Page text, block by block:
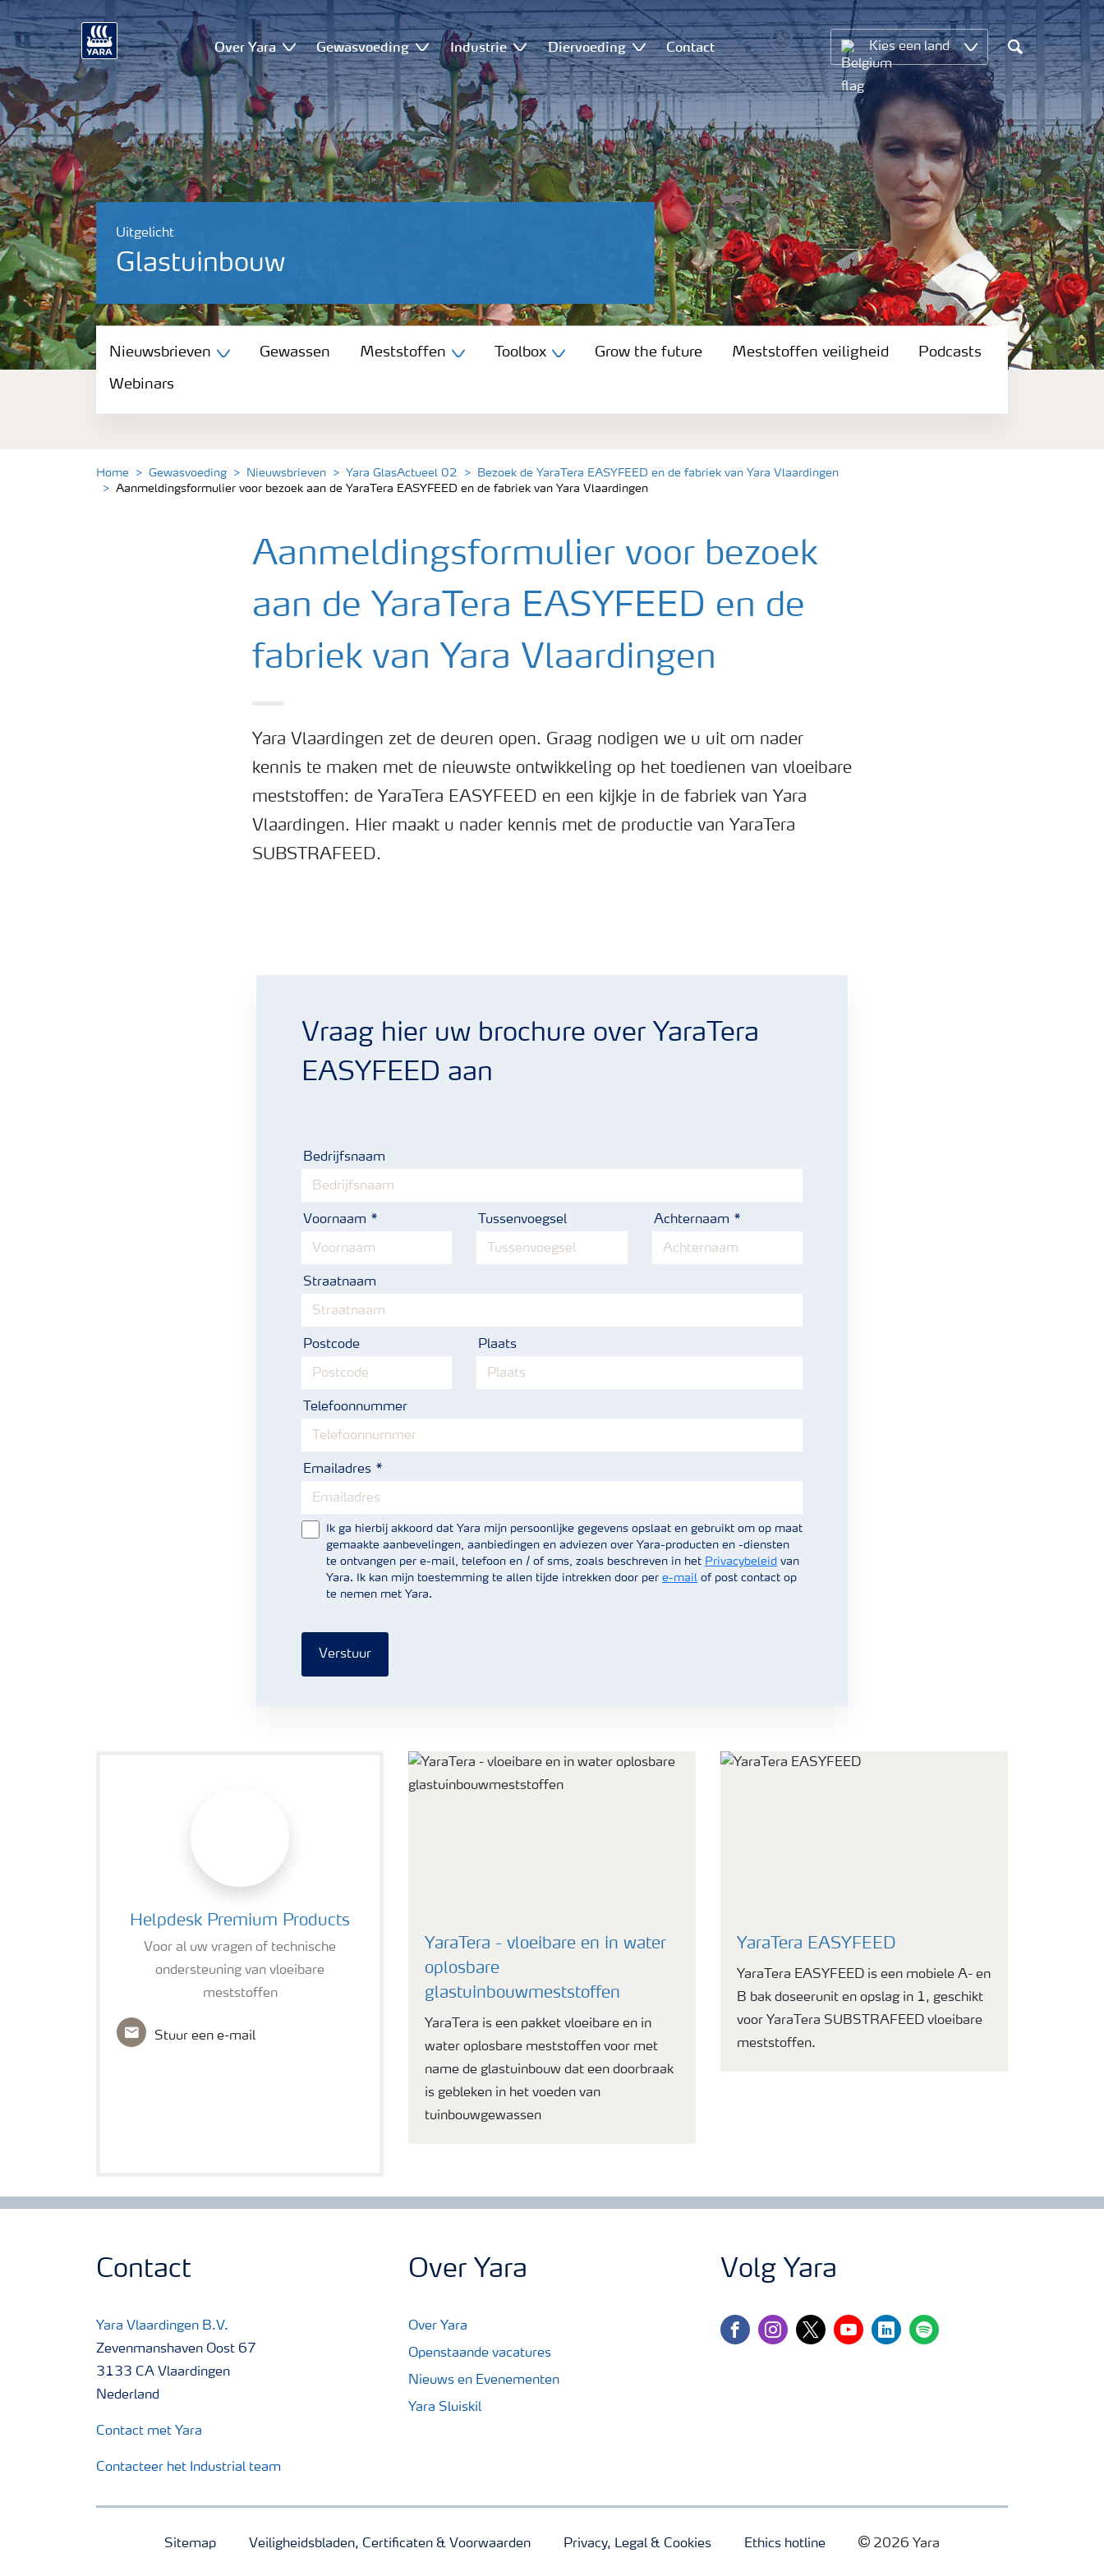
Over Yara Gewasvoeding Industrie Diervoeding Contact Kies een land
Search
Uitgelicht
Glastuinbouw
Nieuwsbrieven
Gewassen
Toolbox
Nieuwsbrieven Gewassen Meststoffen Toolbox Grow the future Meststoffen veiligheid Podcasts
Webinars
Home Gewasvoeding Nieuwsbrieven Yara GlasActueel 02
Bezoek de YaraTera EASYFEED en de fabriek van Yara Vlaardingen
Aanmeldingsformulier voor bezoek aan de YaraTera EASYFEED en de fabriek van Yara Vlaardingen
Aanmeldingsformulier voor bezoek
aan de YaraTera EASYFEED en de
fabriek van Yara Vlaardingen
Yara Vlaardingen zet de deuren open. Graag nodigen we u uit om nader
kennis te maken met de nieuwste ontwikkeling op het toedienen van vloeibare
meststoffen: de YaraTera EASYFEED en een kijkje in de fabriek van Yara
Vlaardingen. Hier maakt u nader kennis met de productie van YaraTera
SUBSTRAFEED.
Vraag hier uw brochure over YaraTera
EASYFEED aan
Bedrijfsnaam
Voornaam Tussenvoegsel Achternaam
Straatnaam
Postcode Plaats
Telefoonnummer
Emailadres
Ik ga hierbij akkoord dat Yara mijn persoonlijke gegevens opslaat en gebruikt om op maat
gemaakte aanbevelingen, aanbiedingen en adviezen over Yara-producten en -diensten
te ontvangen per e-mail, telefoon en / of sms, zoals beschreven in het Privacybeleid van
Yara. Ik kan mijn toestemming te allen tijde intrekken door per e-mail of post contact op
te nemen met Yara.
Verstuur
Helpdesk Premium Products
Voor al uw vragen of technische
ondersteuning van vloeibare
meststoffen
Stuur een e-mail
YaraTera - vloeibare en in water
oplosbare
glastuinbouwmeststoffen
YaraTera is een pakket vloeibare en in
water oplosbare meststoffen voor met
name de glastuinbouw dat een doorbraak
is gebleken in het voeden van
tuinbouwgewassen
YaraTera EASYFEED
YaraTera EASYFEED is een mobiele A- en
B bak doseerunit en opslag in 1, geschikt
voor YaraTera SUBSTRAFEED vloeibare
meststoffen.
Contact
Yara Vlaardingen B.V.
Zevenmanshaven Oost 67
3133 CA Vlaardingen
Nederland
Contact met Yara
Contacteer het Industrial team
Over Yara
Over Yara
Openstaande vacatures
Nieuws en Evenementen
Yara Sluiskil
Volg Yara
facebookinstagram
twitteryoutubelinkedinspotify
Sitemap Veiligheidsbladen, Certificaten & Voorwaarden Privacy, Legal & Cookies Ethics hotline 2026 Yara